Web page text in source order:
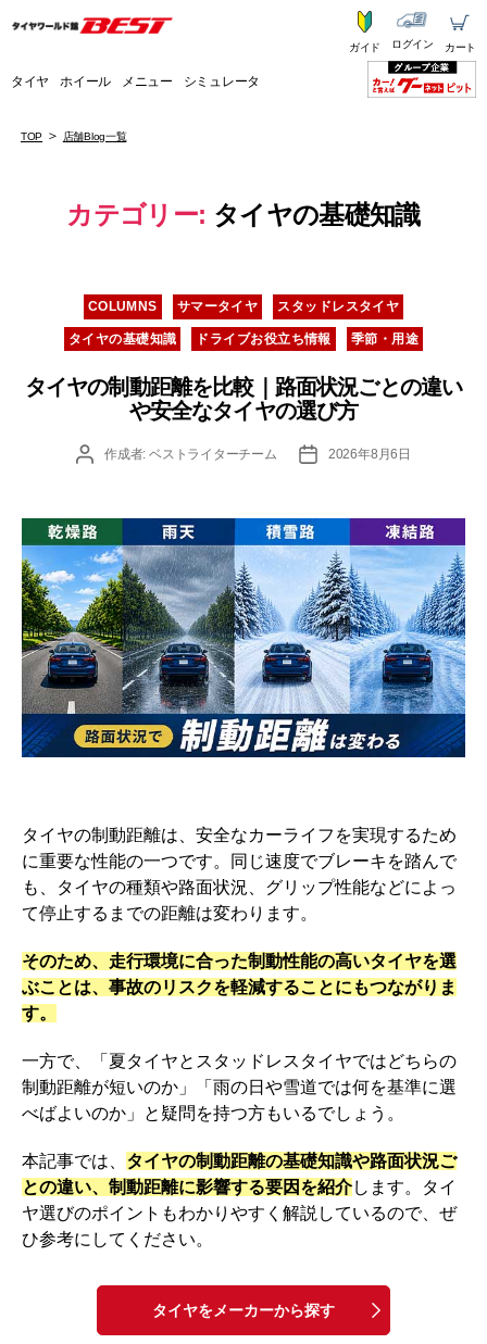
タイヤ ホイール メニュー シミュレータ
ガイド ログイン カート
TOP 店舗Blog一覧
カテゴリー: タイヤの基礎知識
カ
テ
ゴ
ー
COLUMNS サマータイヤ スタッドレスタイヤ
タイヤの基礎知識 ドライブお役立ち情報 季節・用途
タイヤの制動距離を比較｜路面状況ごとの違い
や安全なタイヤの選び方
投
作成者: ベストライターチーム
投
2026年8月6日
タイヤの制動距離は、安全なカーライフを実現するため
に重要な性能の一つです。同じ速度でブレーキを踏んで
も、タイヤの種類や路面状況、グリップ性能などによっ
て停止するまでの距離は変わります。
そのため、走行環境に合った制動性能の高いタイヤを選
ぶことは、事故のリスクを軽減することにもつながりま
す。
一方で、「夏タイヤとスタッドレスタイヤではどちらの
制動距離が短いのか」「雨の日や雪道では何を基準に選
べばよいのか」と疑問を持つ方もいるでしょう。
本記事では、 タイヤの制動距離の基礎知識や路面状況ご
との違い、制動距離に影響する要因を紹介します。タイ
ヤ選びのポイントもわかりやすく解説しているので、ぜ
ひ参考にしてください。
タイヤをメーカーから探す